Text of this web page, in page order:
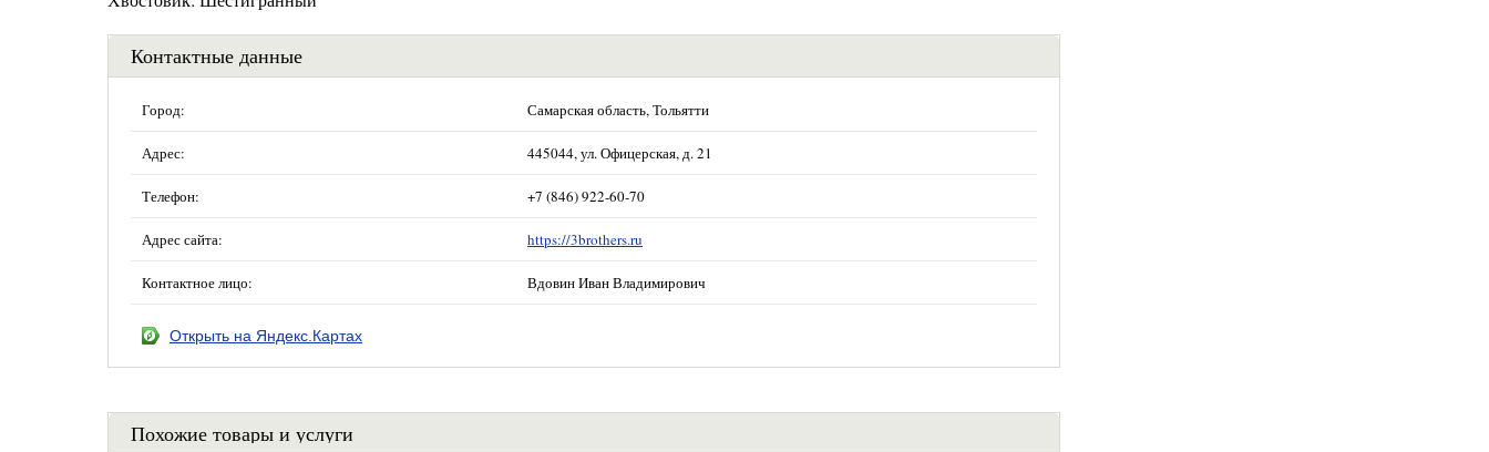
Контактные данные
Город: Самарская область, Тольятти
Адрес: 445044, ул. Офицерская, д. 21
Телефон: +7 (846) 922-60-70
Адрес сайта: https://3brothers.ru
Контактное лицо: Вдовин Иван Владимирович
Открыть на Яндекс.Картах
Похожие товары и услуги